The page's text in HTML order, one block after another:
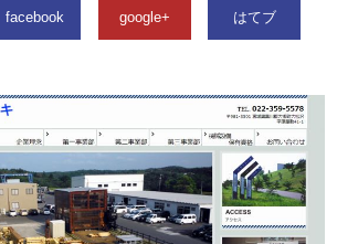
facebook google+ はてブ